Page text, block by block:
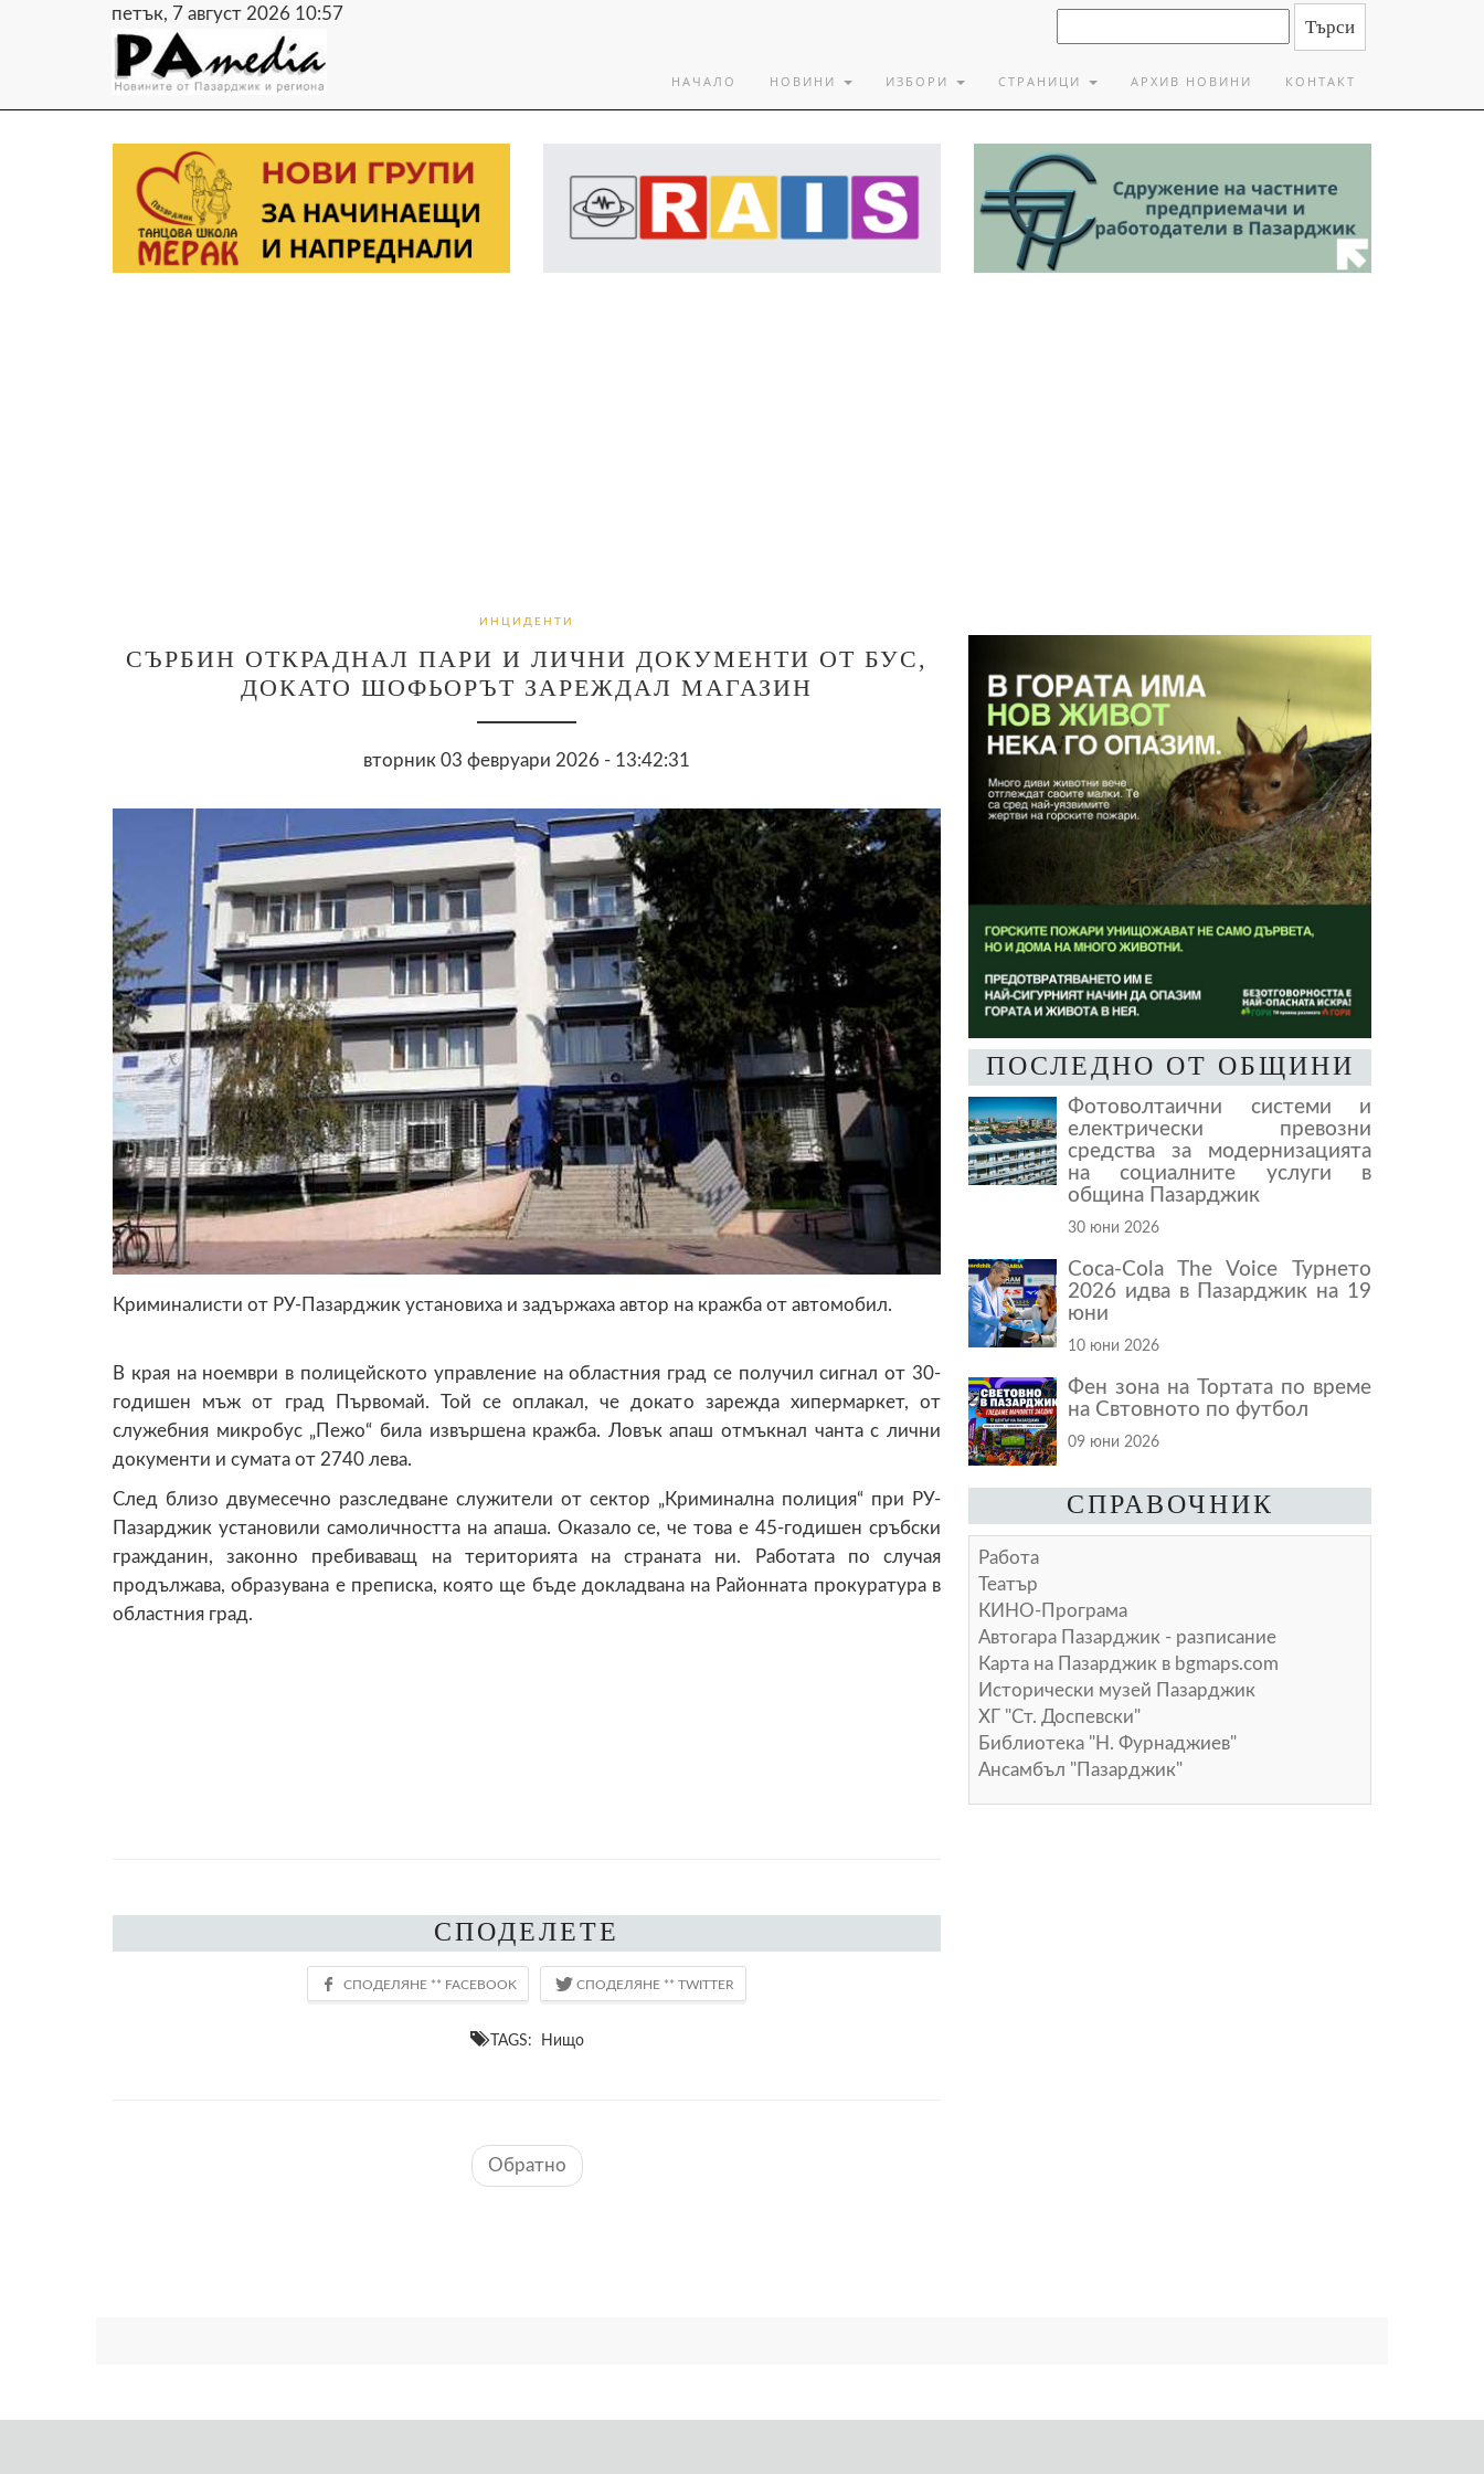
петък, 7 август 2026 10:57
НАЧАЛО НОВИНИ ИЗБОРИ СТРАНИЦИ АРХИВ НОВИНИ КОНТАКТ
ИНЦИДЕНТИ
СЪРБИН ОТКРАДНАЛ ПАРИ И ЛИЧНИ ДОКУМЕНТИ ОТ БУС,
ДОКАТО ШОФЬОРЪТ ЗАРЕЖДАЛ МАГАЗИН
вторник 03 февруари 2026 - 13:42:31
Криминалисти от РУ-Пазарджик установиха и задържаха автор на кражба от автомобил.
В края на ноември в полицейското управление на областния град се получил сигнал от 30-
годишен мъж от град Първомай. Той се оплакал, че докато зарежда хипермаркет, от
служебния микробус „Пежо“ била извършена кражба. Ловък апаш отмъкнал чанта с лични
документи и сумата от 2740 лева.
След близо двумесечно разследване служители от сектор „Криминална полиция“ при РУ-
Пазарджик установили самоличността на апаша. Оказало се, че това е 45-годишен сръбски
гражданин, законно пребиваващ на територията на страната ни. Работата по случая
продължава, образувана е преписка, която ще бъде докладвана на Районната прокуратура в
областния град.
СПОДЕЛЕТЕ
TAGS: Нищо
Обратно
ПОСЛЕДНО ОТ ОБЩИНИ
Фотоволтаични системи и
електрически превозни
средства за модернизацията
на социалните услуги в
община Пазарджик
30 юни 2026
Coca-Cola The Voice Турнето
2026 идва в Пазарджик на 19
юни
10 юни 2026
Фен зона на Тортата по време
на Свтовното по футбол
09 юни 2026
СПРАВОЧНИК
Работа
Театър
КИНО-Програма
Автогара Пазарджик - разписание
Карта на Пазарджик в bgmaps.com
Исторически музей Пазарджик
ХГ "Ст. Доспевски"
Библиотека "Н. Фурнаджиев"
Ансамбъл "Пазарджик"